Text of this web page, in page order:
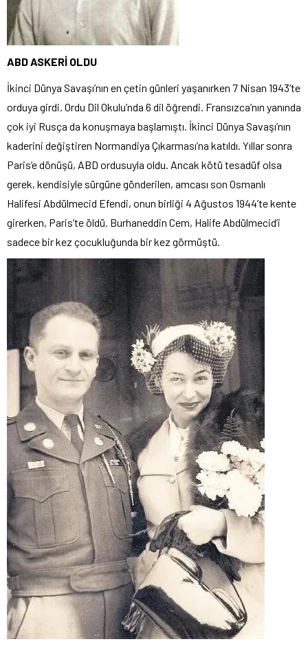
ABD ASKERİ OLDU
İkinci Dünya Savaşı’nın en çetin günleri yaşanırken 7 Nisan 1943’te
orduya girdi. Ordu Dil Okulu’nda 6 dil öğrendi. Fransızca’nın yanında
çok iyi Rusça da konuşmaya başlamıştı. İkinci Dünya Savaşı’nın
kaderini değiştiren Normandiya Çıkarması’na katıldı. Yıllar sonra
Paris’e dönüşü, ABD ordusuyla oldu. Ancak kötü tesadüf olsa
gerek, kendisiyle sürgüne gönderilen, amcası son Osmanlı
Halifesi Abdülmecid Efendi, onun birliği 4 Ağustos 1944’te kente
girerken, Paris’te öldü. Burhaneddin Cem, Halife Abdülmecid’i
sadece bir kez çocukluğunda bir kez görmüştü.